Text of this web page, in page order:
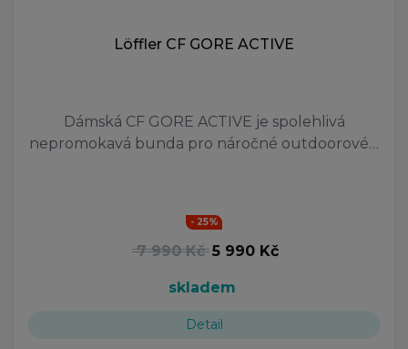
Löffler CF GORE ACTIVE
Dámská CF GORE ACTIVE je spolehlivá
nepromokavá bunda pro náročné outdoorové…
- 25%
7 990 Kč 5 990 Kč
skladem
Detail